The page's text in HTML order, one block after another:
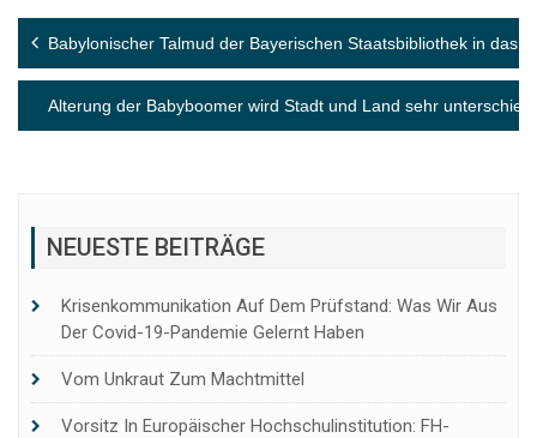
Beitragsnavigation
Babylonischer Talmud der Bayerischen Staatsbibliothek in das
Alterung der Babyboomer wird Stadt und Land sehr
NEUESTE BEITRÄGE
Krisenkommunikation Auf Dem Prüfstand: Was Wir Aus
Der Covid-19-Pandemie Gelernt Haben
Vom Unkraut Zum Machtmittel
Vorsitz In Europäischer Hochschulinstitution: FH-